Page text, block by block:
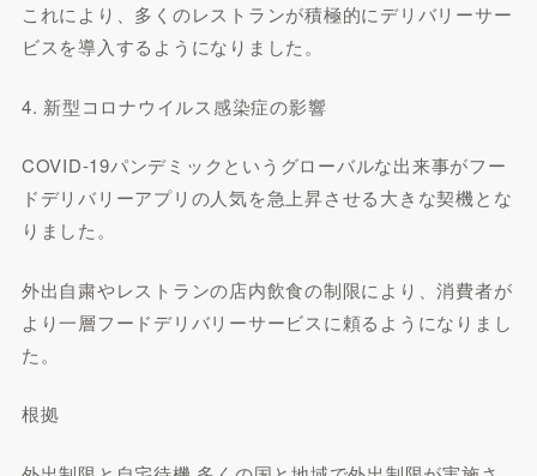
これにより、多くのレストランが積極的にデリバリーサー
ビスを導入するようになりました。
4. 新型コロナウイルス感染症の影響
COVID-19パンデミックというグローバルな出来事がフー
ドデリバリーアプリの人気を急上昇させる大きな契機とな
りました。
外出自粛やレストランの店内飲食の制限により、消費者が
より一層フードデリバリーサービスに頼るようになりまし
た。
根拠